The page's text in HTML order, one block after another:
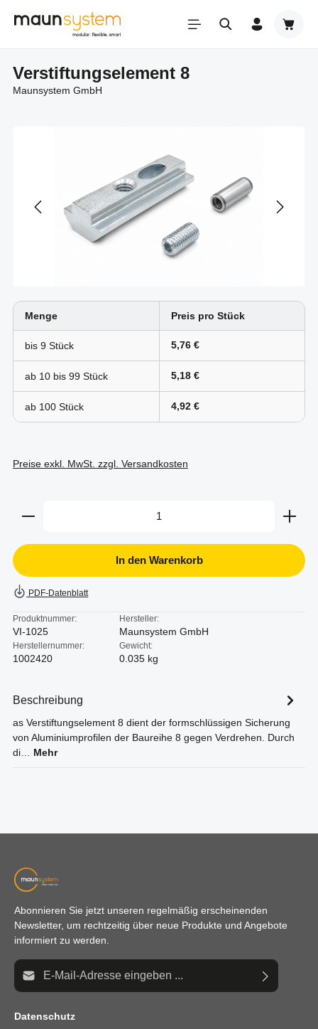
Zum Hauptinhalt springen
Verstiftungselement 8
Maunsystem GmbH
Menge Preis pro Stück
bis 9 5,76 €
ab 10 bis 99 5,18 €
ab 100 4,92 €
Preise exkl. MwSt. zzgl. Versandkosten
Produkt Anzahl: Gib den gewünschten Wert ein
In den Warenkorb
PDF-Datenblatt
Produktnummer:
VI-1025
Hersteller:
Maunsystem GmbH
Herstellernummer:
1002420
Gewicht:
0.035 kg
Beschreibung
as Verstiftungselement 8 dient der formschlüssigen Sicherung
von Aluminiumprofilen der Baureihe 8 gegen Verdrehen. Durch
di… Mehr
Abonnieren Sie jetzt unseren regelmäßig erscheinenden
Newsletter, um rechtzeitig über neue Produkte und Angebote
informiert zu werden.
E-Mail-Adresse*
Datenschutz